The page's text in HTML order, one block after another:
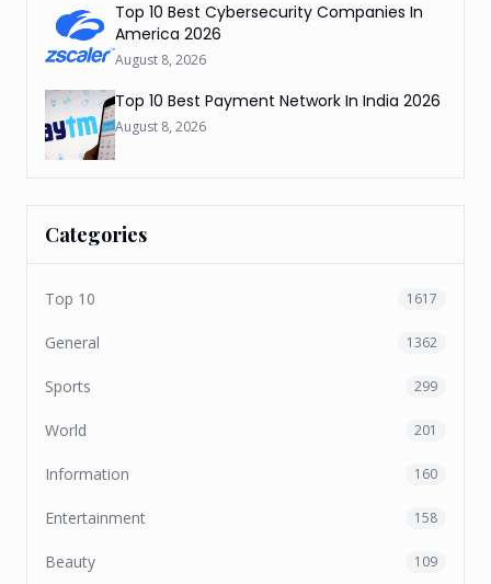
Top 10 Best Cybersecurity Companies In
America 2026
August 8, 2026
Top 10 Best Payment Network In India 2026
August 8, 2026
Categories
Top 10 1617
General 1362
Sports 299
World 201
Information 160
Entertainment 158
Beauty 109